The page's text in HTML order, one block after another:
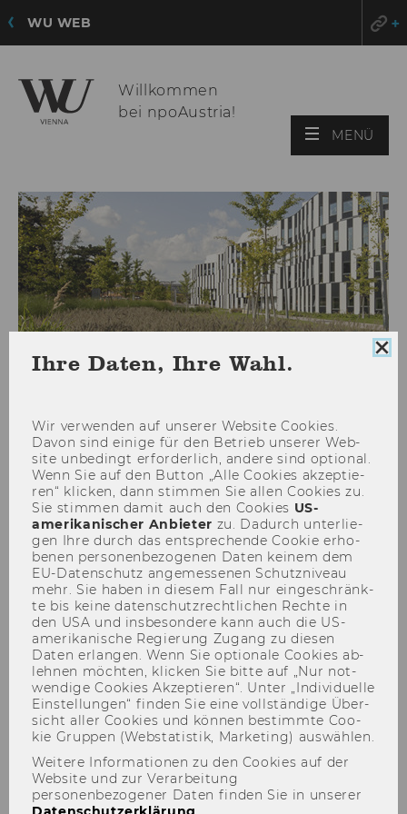
WU WEB
Willkommen
bei npoAustria!
MENÜ
npoNewsletter 2/2026
Liebe Le­se­rin, lie­ber Leser!
Ihre Daten, Ihre Wahl.
Wir ver­wen­den auf un­se­rer Web­site Coo­kies.
Davon sind ei­ni­ge für den Be­trieb un­se­rer Web­
site un­be­dingt er­for­der­lich, an­de­re sind op­tio­nal.
Wenn Sie auf den But­ton „Alle Coo­kies ak­zep­tie­
ren“ kli­cken, dann stim­men Sie allen Coo­kies zu.
Sie stim­men damit auch den Coo­kies US-​
amerikanischer An­bie­ter zu. Da­durch un­ter­lie­
gen Ihre durch das ent­spre­chen­de Coo­kie er­ho­
be­nen per­so­nen­be­zo­ge­nen Daten kei­nem dem
EU-​Datenschutz an­ge­mes­se­nen Schutz­ni­veau
mehr. Sie haben in die­sem Fall nur ein­ge­schränk­
te bis keine da­ten­schutz­recht­li­chen Rech­te in
den USA und ins­be­son­de­re kann auch die US-​
amerikanische Re­gie­rung Zu­gang zu die­sen
Daten er­lan­gen. Wenn Sie op­tio­na­le Coo­kies ab­
leh­nen möch­ten, kli­cken Sie bitte auf „Nur not­
wen­di­ge Coo­kies Ak­zep­tie­ren“. Unter „In­di­vi­du­el­le
Ein­stel­lun­gen“ fin­den Sie eine voll­stän­di­ge Über­
sicht aller Coo­kies und kön­nen be­stimm­te Coo­
kie Grup­pen (Web­sta­tis­tik, Mar­ke­ting) aus­wäh­len.
Weitere Informationen zu den Cookies auf der
Website und zur Verarbeitung
personenbezogener Daten finden Sie in unserer